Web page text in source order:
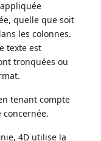
quelle que soit
les colonnes.
texte est
tronquées ou
tenant compte
4D utilise la